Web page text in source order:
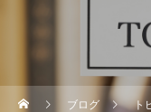
ブログ ト